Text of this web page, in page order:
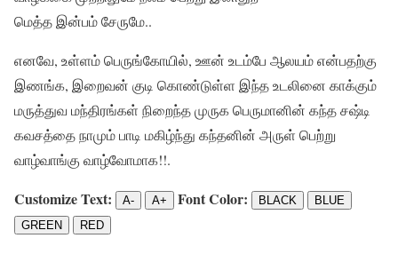
மெத்த இன்பம் சேருமே..
எனவே, உள்ளம் பெருங்கோயில், ஊன் உடம்பே ஆலயம் என்பதற்கு
இணங்க, இறைவன் குடி கொண்டுள்ள இந்த உடலினை காக்கும்
மருத்துவ மந்திரங்கள் நிறைந்த முருக பெருமானின் கந்த சஷ்டி
கவசத்தை நாமும் பாடி மகிழ்ந்து கந்தனின் அருள் பெற்று
வாழ்வாங்கு வாழ்வோமாக!!.
Customize Text: A- A+ Font Color: BLACK
BLUE
GREEN
RED